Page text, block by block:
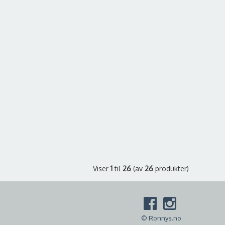
Viser 1til 26 (av 26 produkter)
© Ronnys.no